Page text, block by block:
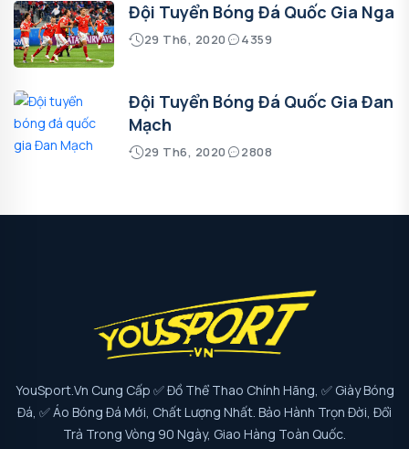
Đội Tuyển Bóng Đá Quốc Gia Nga
29 Th6, 2020 4359
Đội Tuyển Bóng Đá Quốc Gia Đan
Mạch
29 Th6, 2020 2808
YouSport.vn Cung Cấp ✅ Đồ Thể Thao Chính Hãng, ✅ Giày Bóng
Đá, ✅ Áo Bóng Đá Mới, Chất Lượng Nhất. Bảo Hành Trọn Đời, Đổi
Trả Trong Vòng 90 Ngày, Giao Hàng Toàn Quốc.